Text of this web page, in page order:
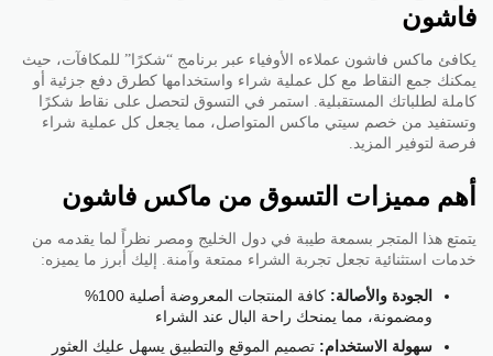
فاشون
يكافئ ماكس فاشون عملاءه الأوفياء عبر برنامج “شكرًا” للمكافآت، حيث
يمكنك جمع النقاط مع كل عملية شراء واستخدامها كطرق دفع جزئية أو
كاملة لطلباتك المستقبلية. استمر في التسوق لتحصل على نقاط شكرًا
وتستفيد من خصم سيتي ماكس المتواصل، مما يجعل كل عملية شراء
فرصة لتوفير المزيد.
أهم مميزات التسوق من ماكس فاشون
يتمتع هذا المتجر بسمعة طيبة في دول الخليج ومصر نظراً لما يقدمه من
خدمات استثنائية تجعل تجربة الشراء ممتعة وآمنة. إليك أبرز ما يميزه:
الجودة والأصالة:
كافة المنتجات المعروضة أصلية 100%
ومضمونة، مما يمنحك راحة البال عند الشراء
سهولة الاستخدام: تصميم الموقع والتطبيق يسهل عليك العثور